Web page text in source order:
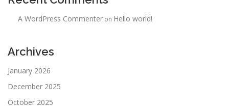
A WordPress Commenter on Hello world!
Archives
January 2026
December 2025
October 2025